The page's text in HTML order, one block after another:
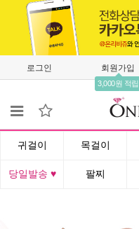
로그인 회원가입
3,000원 적립
귀걸이 목걸이
당일발송 ♥ 팔찌